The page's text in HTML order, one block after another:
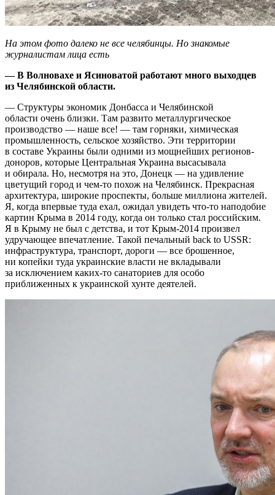
На этом фото далеко не все челябинцы. Но знакомые
журналистам лица есть
— В Волновахе и Ясиноватой работают много выходцев
из Челябинской области.
— Структуры экономик Донбасса и Челябинской
области очень близки. Там развито металлургическое
производство — наше все! — там горняки, химическая
промышленность, сельское хозяйство. Эти территории
в составе Украины были одними из мощнейших регионов-
доноров, которые Центральная Украина высасывала
и обирала. Но, несмотря на это, Донецк — на удивление
цветущий город и чем-то похож на Челябинск. Прекрасная
архитектура, широкие проспекты, больше миллиона жителей.
Я, когда впервые туда ехал, ожидал увидеть что-то наподобие
картин Крыма в 2014 году, когда он только стал российским.
Я в Крыму не был с детства, и тот Крым-2014 произвел
удручающее впечатление. Такой печальный back to USSR:
инфраструктура, транспорт, дороги — все брошенное,
ни копейки туда украинские власти не вкладывали
за исключением каких-то санаториев для особо
приближенных к украинской хунте деятелей.